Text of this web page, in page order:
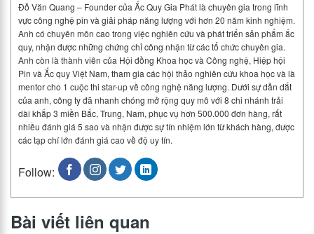
Đỗ Văn Quang – Founder của Ắc Quy Gia Phát là chuyên gia trong lĩnh
vực công nghệ pin và giải pháp năng lượng với hơn 20 năm kinh nghiệm.
Anh có chuyên môn cao trong việc nghiên cứu và phát triển sản phẩm ắc
quy, nhận được những chứng chỉ công nhận từ các tổ chức chuyên gia.
Anh còn là thành viên của Hội đồng Khoa học và Công nghệ, Hiệp hội
Pin và Ắc quy Việt Nam, tham gia các hội thảo nghiên cứu khoa học và là
mentor cho 1 cuộc thi star-up về công nghệ năng lượng. Dưới sự dẫn dắt
của anh, công ty đã nhanh chóng mở rộng quy mô với 8 chi nhánh trải
dài khắp 3 miền Bắc, Trung, Nam, phục vụ hơn 500.000 đơn hàng, rất
nhiều đánh giá 5 sao và nhận được sự tín nhiệm lớn từ khách hàng, được
các tạp chí lớn đánh giá cao về độ uy tín.
Follow:
Bài viết liên quan